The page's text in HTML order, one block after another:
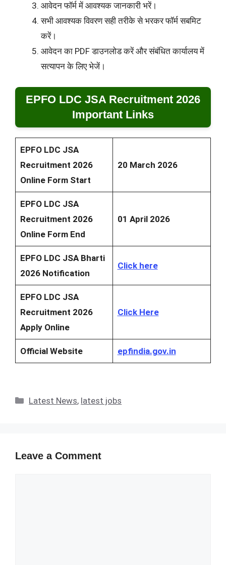
आवेदन फॉर्म में आवश्यक जानकारी भरें।
सभी आवश्यक विवरण सही तरीके से भरकर फॉर्म सबमिट
करें।
आवेदन का PDF डाउनलोड करें और संबंधित कार्यालय में
सत्यापन के लिए भेजें।
EPFO LDC JSA Recruitment 2026
Important Links
EPFO LDC JSA
Recruitment 2026
Online Form Start
20 March 2026
EPFO LDC JSA
Recruitment 2026
Online Form End
01 April 2026
EPFO LDC JSA Bharti
2026 Notification
Click here
EPFO LDC JSA
Recruitment 2026
Apply Online
Click Here
Official Website epfindia.gov.in
Categories
Latest News, latest jobs
Leave a Comment